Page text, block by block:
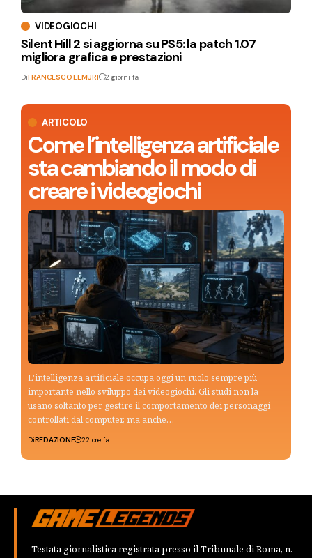
ARTICOLO
Come l’intelligenza artificiale
sta cambiando il modo di
creare i videogiochi
L'intelligenza artificiale occupa oggi un ruolo sempre più
importante nello sviluppo dei videogiochi. Gli studi non la
usano soltanto per gestire il comportamento dei personaggi
controllati dal computer, ma anche…
DiREDAZIONE 22 ore fa
VIDEOGIOCHI
Silent Hill 2 si aggiorna su PS5: la patch 1.07
migliora grafica e prestazioni
DiFRANCESCO LEMURI 2 giorni fa
Testata giornalistica registrata presso il Tribunale di Roma, n.